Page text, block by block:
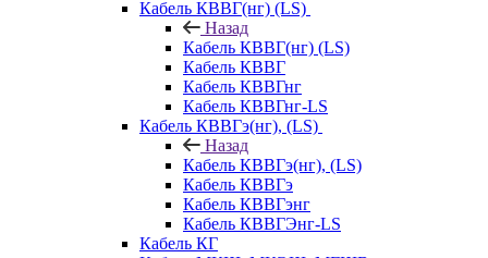
Кабель КВВГ(нг) (LS)
Назад
Кабель КВВГ(нг) (LS)
Кабель КВВГ
Кабель КВВГнг
Кабель КВВГнг-LS
Кабель КВВГэ(нг), (LS)
Назад
Кабель КВВГэ(нг), (LS)
Кабель КВВГэ
Кабель КВВГэнг
Кабель КВВГЭнг-LS
Кабель КГ